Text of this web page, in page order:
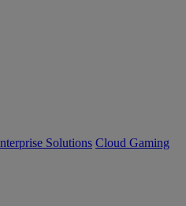
Solutions Cloud Gaming